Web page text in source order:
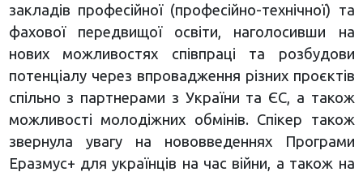
закладів професійної (професійно-технічної) та
фахової передвищої освіти, наголосивши на
нових можливостях співпраці та розбудови
потенціалу через впровадження різних проєктів
спільно з партнерами з України та ЄС, а також
можливості молодіжних обмінів. Спікер також
звернула увагу на нововведеннях Програми
Еразмус+ для українців на час війни, а також на